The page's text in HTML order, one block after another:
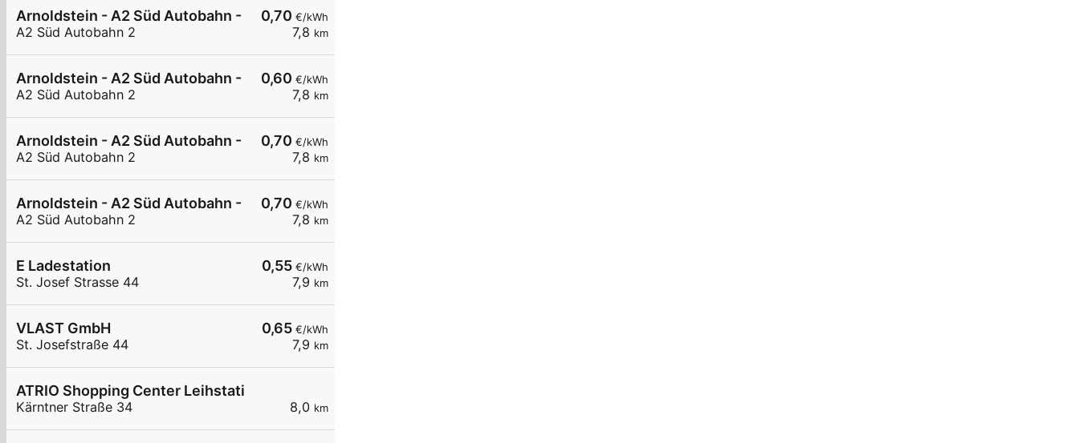
0,70 €/kWh
7,8 km
Arnoldstein - A2 Süd Autobahn - Dreiländereck Nord
A2 Süd Autobahn 2
0,60 €/kWh
7,8 km
Arnoldstein - A2 Süd Autobahn - Dreiländereck Nord
A2 Süd Autobahn 2
0,70 €/kWh
7,8 km
Arnoldstein - A2 Süd Autobahn - Dreiländereck Nord
A2 Süd Autobahn 2
0,70 €/kWh
7,8 km
Arnoldstein - A2 Süd Autobahn - Dreiländereck Nord
A2 Süd Autobahn 2
0,55€/kWh
7,9 km
E Ladestation
St. Josef Strasse 44
0,65€/kWh
7,9 km
VLAST GmbH
St. Josefstraße 44
8,0 km
ATRIO Shopping Center Leihstation 2
Kärntner Straße 34